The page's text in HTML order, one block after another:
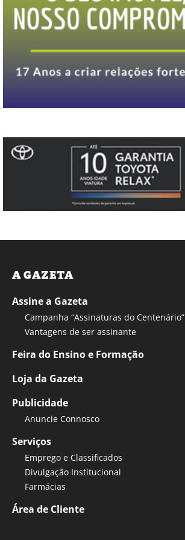
A GAZETA
Assine a Gazeta
Campanha “Assinaturas do Centenário”
Vantagens de ser assinante
Feira do Ensino e Formação
Loja da Gazeta
Publicidade
Anuncie Connosco
Serviços
Emprego e Classificados
Divulgação Institucional
Farmácias
Área de Cliente